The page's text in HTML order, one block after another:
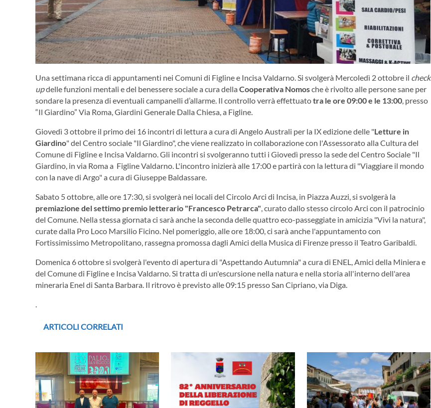
Una settimana ricca di appuntamenti nei Comuni di Figline e Incisa Valdarno. Si svolgerà Mercoledì 2 ottobre il check
updelle funzioni mentali e del benessere sociale a cura della Cooperativa Nomosche è rivolto alle persone sane per
sondare la presenza di eventuali campanelli d’allarme. Il controllo verrà effettuatotra le ore 09:00 e le 13:00, presso
“Il Giardino” Via Roma, Giardini Generale Dalla Chiesa, a Figline.
Giovedì 3 ottobre il primo dei 16 incontri di lettura a cura di Angelo Australi per la IX edizione delle "Letture in
Giardino" del Centro sociale "Il Giardino", che viene realizzato in collaborazione con l'Assessorato alla Cultura del
Comune di Figline e Incisa Valdarno. Gli incontri si svolgeranno tutti i Giovedì presso la sede del Centro Sociale "Il
Giardino, in via Roma a Figline Valdarno. L'incontro inizierà alle 17:00 e partirà con la lettura di "Viaggiare il mondo
con la nave di Argo" a cura di Giuseppe Baldassare.
Sabato 5 ottobre, alle ore 17:30, si svolgerà nei locali del Circolo Arci di Incisa, in Piazza Auzzi, si svolgerà la
premiazione del settimo premio letterario "Francesco Petrarca", curato dallo stesso circolo Arci con il patrocinio
del Comune. Nella stessa giornata ci sarà anche la seconda delle quattro eco-passeggiate in amicizia "Vivi la natura",
curate dalla Pro Loco Marsilio Ficino. Nel pomeriggio, alle ore 18:00, ci sarà anche l'appuntamento con
Fortissimissimo Metropolitano, rassegna promossa dagli Amici della Musica di Firenze presso il Teatro Garibaldi.
Domenica 6 ottobre si svolgerà l'evento di apertura di "Aspettando Autumnia" a cura di ENEL, Amici della Miniera e
del Comune di Figline e Incisa Valdarno. Si tratta di un'escursione nella natura e nella storia all'interno dell'area
mineraria Enel di Santa Barbara. Il ritrovo è previsto alle 09:15 presso San Cipriano, via Diga.
.
ARTICOLI CORRELATI